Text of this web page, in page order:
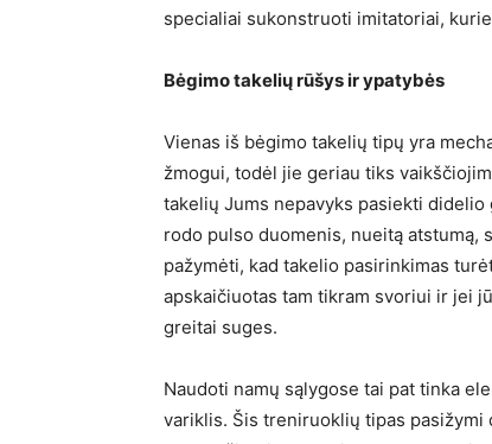
specialiai sukonstruoti imitatoriai,
Bėgimo takelių rūšys ir ypatybės
Vienas iš bėgimo takelių tipų yra
žmogui, todėl jie geriau tiks
takelių Jums nepavyks pasiekti
rodo pulso duomenis, nueitą
pažymėti, kad takelio pasirinkimas
apskaičiuotas tam tikram svoriui ir jei
greitai suges.
Naudoti namų sąlygose tai pat tinka
variklis. Šis treniruoklių tipas